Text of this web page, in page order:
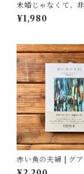
未婚じゃなくて、
ンサムピギョル, す
小山内園子(翻訳)
¥1,980
赤い魚の夫婦 | グ
ネッテル, 宇野和美(